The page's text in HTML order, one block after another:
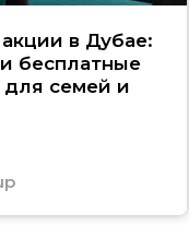
в Дубае:
бесплатные
семей и